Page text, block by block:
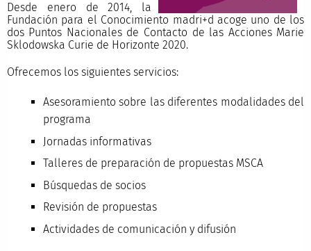
Desde enero de 2014, la
Fundación para el Conocimiento madri+d acoge uno de los
dos Puntos Nacionales de Contacto de las Acciones Marie
Sklodowska Curie de Horizonte 2020.
Ofrecemos los siguientes servicios:
Asesoramiento sobre las diferentes modalidades del
programa
Jornadas informativas
Talleres de preparación de propuestas MSCA
Búsquedas de socios
Revisión de propuestas
Actividades de comunicación y difusión